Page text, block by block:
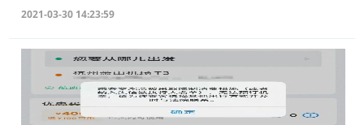
2021-03-30 14:23:59